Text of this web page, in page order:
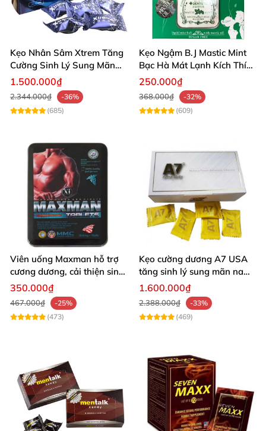
Kẹo Nhân Sâm Xtrem Tăng
Cường Sinh Lý Sung Mãn
Khi Lâm Trận
1.500.000₫
2.344.000₫
-36%
(685)
Kẹo Ngậm B.J Mastic Mint
Bạc Hà Mát Lạnh Kích Thích
Lê Hiệu Quả
250.000₫
368.000₫
-32%
(609)
Viên uống Maxman hỗ trợ
cương dương, cải thiện sinh
lý nam hiệu quả
350.000₫
467.000₫
-25%
(473)
Kẹo cường dương A7 USA
tăng sinh lý sung mãn nam
giới
1.600.000₫
2.388.000₫
-33%
(469)